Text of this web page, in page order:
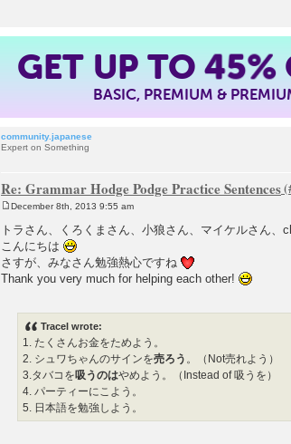
GET UP TO45%
BASIC, PREMIUM &
community.japanese
Expert on Something
Re: Grammar Hodge Podge Practice Sentences
o
December 8th, 2013 9:55 am
トラさん、くろくまさん、小狼さん、マイケルさん、
こんにちは
さすが、みなさん勉強熱心ですね
Thank you very much for helping each other!
Tracel wrote:
1. たくさんお金をためよう。
2. シュワちゃんのサインを売ろう 。（Not売れよう）
3.タバコを吸うのはやめよう。（Instead of 吸うを）
4. パーティーにこよう。
5. 日本語を勉強しよう。